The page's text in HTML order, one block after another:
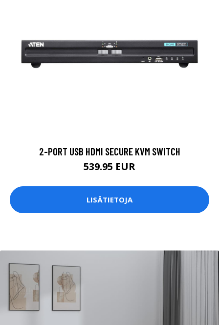
2-PORT USB HDMI SECURE KVM SWITCH
539.95 EUR
LISÄTIETOJA